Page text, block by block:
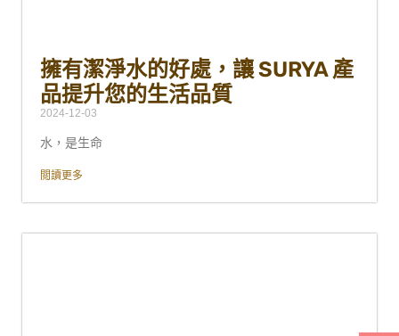
擁有潔淨水的好處，讓 SURYA 產
品提升您的生活品質
2024-12-03
水，是生命
閲讀更多